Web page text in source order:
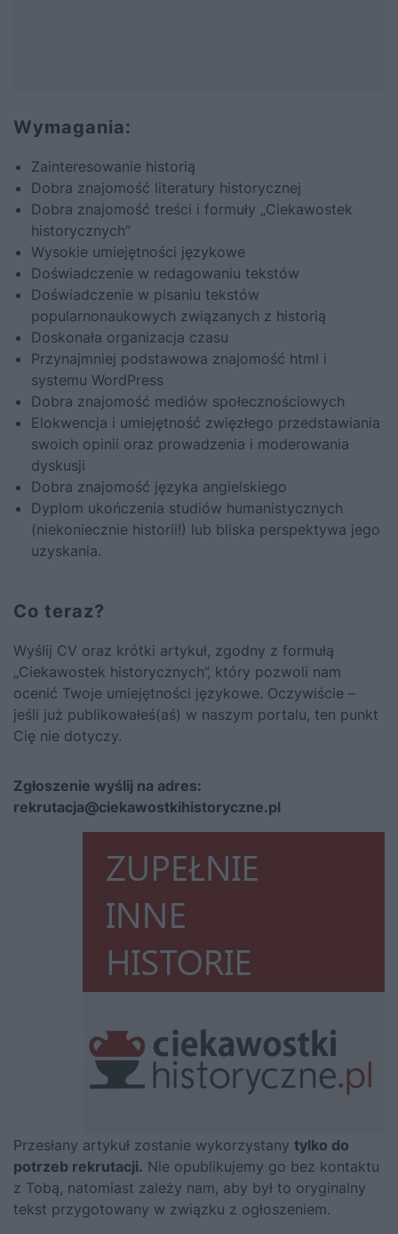
Wymagania:
Zainteresowanie historią
Dobra znajomość literatury historycznej
Dobra znajomość treści i formuły „Ciekawostek
historycznych”
Wysokie umiejętności językowe
Doświadczenie w redagowaniu tekstów
Doświadczenie w pisaniu tekstów
popularnonaukowych związanych z historią
Doskonała organizacja czasu
Przynajmniej podstawowa znajomość html i
systemu WordPress
Dobra znajomość mediów społecznościowych
Elokwencja i umiejętność zwięzłego przedstawiania
swoich opinii oraz prowadzenia i moderowania
dyskusji
Dobra znajomość języka angielskiego
Dyplom ukończenia studiów humanistycznych
(niekoniecznie historii!) lub bliska perspektywa jego
uzyskania.
Co teraz?
Wyślij CV oraz krótki artykuł, zgodny z formułą
„Ciekawostek historycznych”, który pozwoli nam
ocenić Twoje umiejętności językowe. Oczywiście –
jeśli już publikowałeś(aś) w naszym portalu, ten punkt
Cię nie dotyczy.
Zgłoszenie wyślij na adres:
rekrutacja@ciekawostkihistoryczne.pl
Przesłany artykuł zostanie wykorzystany tylko do
potrzeb rekrutacji. Nie opublikujemy go bez kontaktu
z Tobą, natomiast zależy nam, aby był to oryginalny
tekst przygotowany w związku z ogłoszeniem.